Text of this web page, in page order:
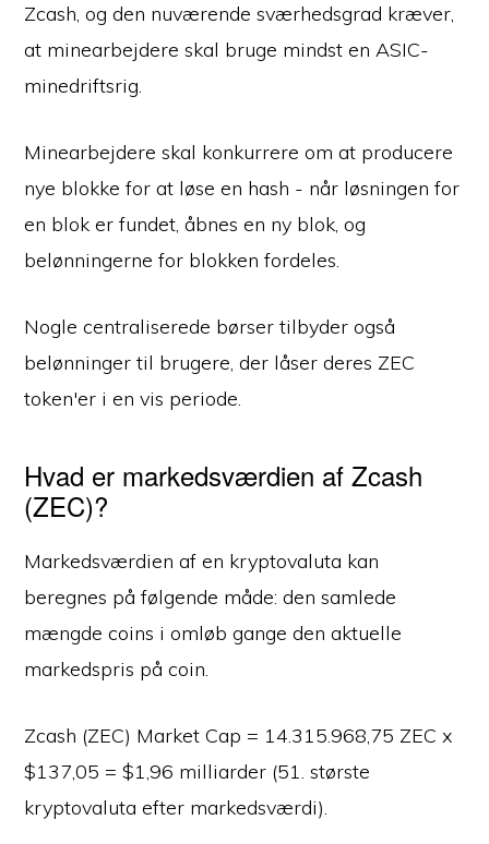
Zcash, og den nuværende sværhedsgrad kræver,
at minearbejdere skal bruge mindst en ASIC-
minedriftsrig.
Minearbejdere skal konkurrere om at producere
nye blokke for at løse en hash - når løsningen for
en blok er fundet, åbnes en ny blok, og
belønningerne for blokken fordeles.
Nogle centraliserede børser tilbyder også
belønninger til brugere, der låser deres ZEC
token'er i en vis periode.
Hvad er markedsværdien af Zcash
(ZEC)?
Markedsværdien af en kryptovaluta kan
beregnes på følgende måde: den samlede
mængde coins i omløb gange den aktuelle
markedspris på coin.
Zcash (ZEC) Market Cap = 14.315.968,75 ZEC x
$137,05 = $1,96 milliarder (51. største
kryptovaluta efter markedsværdi).